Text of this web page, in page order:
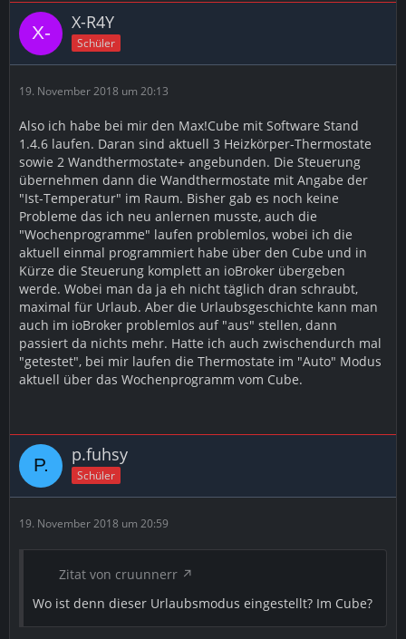
X-R4Y
Schüler
19. November 2018 um 20:13
Also ich habe bei mir den Max!Cube mit Software Stand
1.4.6 laufen. Daran sind aktuell 3 Heizkörper-Thermostate
sowie 2 Wandthermostate+ angebunden. Die Steuerung
übernehmen dann die Wandthermostate mit Angabe der
"Ist-Temperatur" im Raum. Bisher gab es noch keine
Probleme das ich neu anlernen musste, auch die
"Wochenprogramme" laufen problemlos, wobei ich die
aktuell einmal programmiert habe über den Cube und in
Kürze die Steuerung komplett an ioBroker übergeben
werde. Wobei man da ja eh nicht täglich dran schraubt,
maximal für Urlaub. Aber die Urlaubsgeschichte kann man
auch im ioBroker problemlos auf "aus" stellen, dann
passiert da nichts mehr. Hatte ich auch zwischendurch mal
"getestet", bei mir laufen die Thermostate im "Auto" Modus
aktuell über das Wochenprogramm vom Cube.
p.fuhsy
Schüler
19. November 2018 um 20:59
Zitat von cruunnerr
Wo ist denn dieser Urlaubsmodus eingestellt? Im Cube?